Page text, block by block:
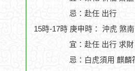
忌：赴任 出行
15時-17時 庚申時： 沖虎 煞
宜：赴任 出行 求
忌：白虎須用 麒麟